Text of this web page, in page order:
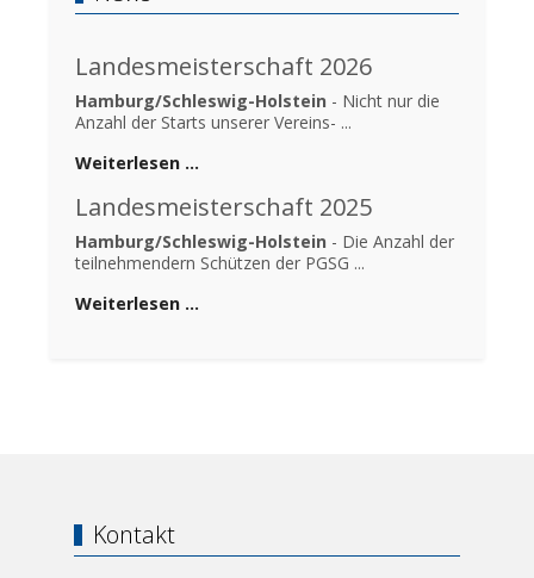
Landesmeisterschaft 2026
Hamburg/Schleswig-Holstein - Nicht nur die
Anzahl der Starts unserer Vereins- ...
Weiterlesen …
Landesmeisterschaft 2025
Hamburg/Schleswig-Holstein - Die Anzahl der
teilnehmendern Schützen der PGSG ...
Weiterlesen …
Kontakt